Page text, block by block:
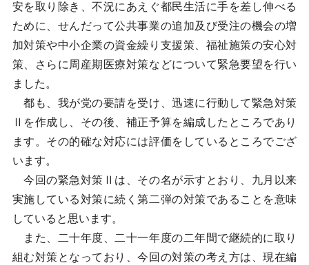
安を取り除き、不況にあえぐ都民生活に手を差し伸べる
ために、せんだって公共事業の追加及び受注の機会の増
加対策や中小企業の資金繰り支援策、福祉施策の安心対
策、さらに周産期医療対策などについて緊急要望を行い
ました。
都も、我が党の要請を受け、迅速に行動して緊急対策
Ⅱを作成し、その後、補正予算を編成したところであり
ます。その的確な対応には評価をしているところでござ
います。
今回の緊急対策Ⅱは、その名が示すとおり、九月以来
実施している対策に続く第二弾の対策であることを意味
していると思います。
また、二十年度、二十一年度の二年間で継続的に取り
組む対策となっており、今回の対策の考え方は、現在編